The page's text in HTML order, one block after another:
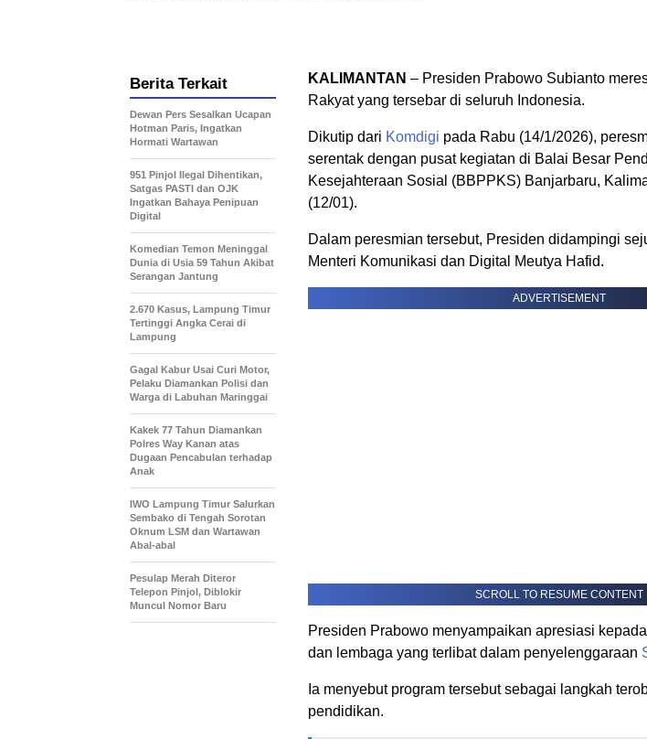
KALIMANTAN – Presiden Prabowo Subianto
Rakyat yang tersebar di seluruh Indonesia.
Dikutip dari Komdigi pada Rabu (14/1/2026),
serentak dengan pusat kegiatan di Balai Besar
Kesejahteraan Sosial (BBPPKS) Banjarbaru,
(12/01).
Dalam peresmian tersebut, Presiden didampingi
Menteri Komunikasi dan Digital Meutya Hafid.
ADVERTISEMENT
SCROLL TO RESUME CONTENT
Presiden Prabowo menyampaikan apresiasi
dan lembaga yang terlibat dalam penyelenggaraan
Ia menyebut program tersebut sebagai langkah
pendidikan.
Berita Terkait
Dewan Pers Sesalkan Ucapan
Hotman Paris, Ingatkan
Hormati Wartawan
951 Pinjol Ilegal Dihentikan,
Satgas PASTI dan OJK
Ingatkan Bahaya Penipuan
Digital
Komedian Temon Meninggal
Dunia di Usia 59 Tahun Akibat
Serangan Jantung
2.670 Kasus, Lampung Timur
Tertinggi Angka Cerai di
Lampung
Gagal Kabur Usai Curi Motor,
Pelaku Diamankan Polisi dan
Warga di Labuhan Maringgai
Kakek 77 Tahun Diamankan
Polres Way Kanan atas
Dugaan Pencabulan terhadap
Anak
IWO Lampung Timur Salurkan
Sembako di Tengah Sorotan
Oknum LSM dan Wartawan
Abal-abal
Pesulap Merah Diteror
Telepon Pinjol, Diblokir
Muncul Nomor Baru